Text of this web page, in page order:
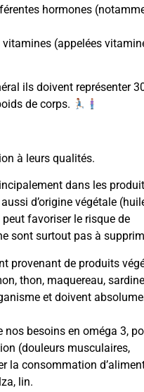
hormones
(appelées
ils doivent représenter
de corps.
à leurs qualités.
dans les
d’origine végétale
favoriser le risque de
sont surtout pas à
provenant de produits
thon, maquereau,
et doivent
nos besoins en oméga 3,
(douleurs musculaires,
la consommation
lin.